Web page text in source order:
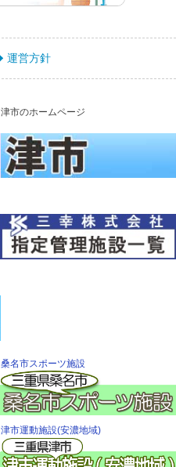
運営方針
津市のホームページ